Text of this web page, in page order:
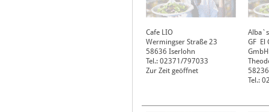
Cafe LIO
Wermingser Straße 23
58636 Iserlohn
Tel.: 02371/797033
Zur Zeit geöffnet
GF El
GmbH
58236
Tel.: